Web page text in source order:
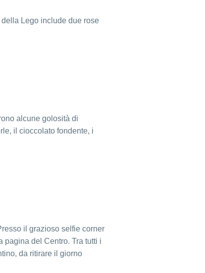
Lego include due rose
alcune golosità di
il cioccolato fondente, i
il grazioso selfie corner
pagina del Centro. Tra tutti i
da ritirare il giorno